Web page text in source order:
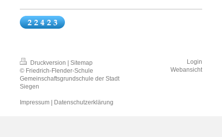
Druckversion
Sitemap
© Friedrich-Flender-Schule
Gemeinschaftsgrundschule der Stadt
Siegen
Impressum Datenschutzerklärung
Login
Webansicht